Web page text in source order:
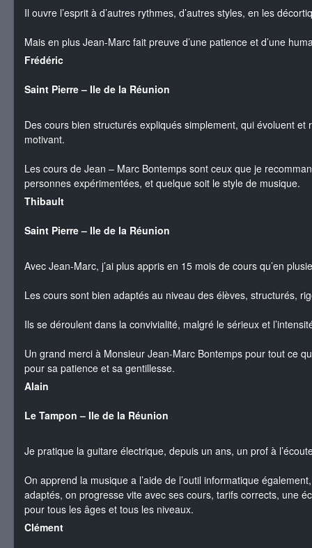
Il ouvre l’esprit à d’autres rythmes, d’autres styles, en les
Mais en plus Jean-Marc fait preuve d’une patience et d’une
Frédéric
Saint Pierre – Ile de la Réunion
Des cours bien structurés expliqués simplement, qui évoluent et
motivant.
Les cours de Jean – Marc Bontemps sont ceux que je
personnes expérimentées, et quelque soit le style de musique.
Thibault
Saint Pierre – Ile de la Réunion
Avec Jean-Marc, j’ai plus appris en 15 mois de cours qu’en
Les cours sont bien adaptés au niveau des élèves, structurés,
Ils se déroulent dans la convivialité, malgré le sérieux et
Un grand merci à Monsieur Jean-Marc Bontemps pour tout ce
pour sa patience et sa gentillesse.
Alain
Le Tampon – Ile de la Réunion
Je pratique la guitare électrique, depuis un ans, un prof à
On apprend la musique a l’aide de l’outil informatique
adaptés, on progresse vite avec ses cours, tarifs corrects, une
pour tous les âges et tous les niveaux.
Clément